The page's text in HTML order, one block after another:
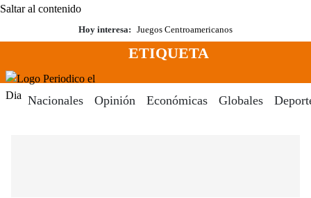
Saltar al contenido
Hoy interesa: Juegos Centroamericanos
Menú
ETIQUETA
Nacionales Opinión Económicas Globales